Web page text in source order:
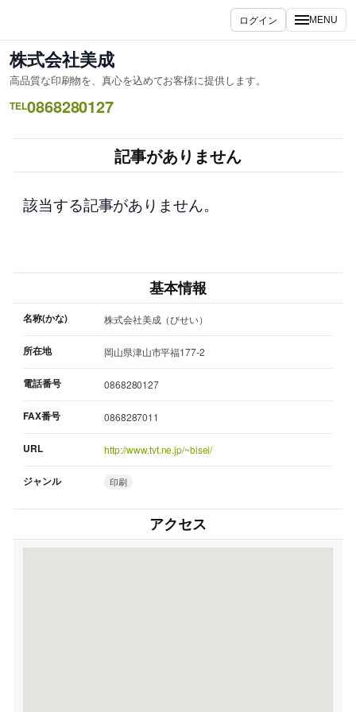
を
ス
キ
ッ
ログイン MENU
株式会社美成
高品質な印刷物を、真心を込めてお客様に提供します。
TEL0868280127
記事がありません
該当する記事がありません。
基本情報
名称(かな) 株式会社美成（びせい）
所在地 岡山県津山市平福177-2
電話番号 0868280127
FAX番号 0868287011
URL http://www.tvt.ne.jp/~bisei/
ジャンル 印刷
アクセス